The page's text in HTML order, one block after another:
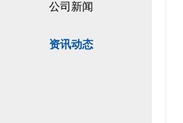
公司新闻
资讯动态